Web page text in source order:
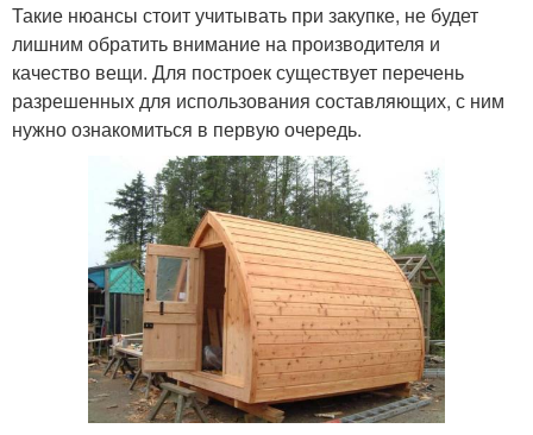
Такие нюансы стоит учитывать при закупке, не будет
лишним обратить внимание на производителя и
качество вещи. Для построек существует перечень
разрешенных для использования составляющих, с ним
нужно ознакомиться в первую очередь.